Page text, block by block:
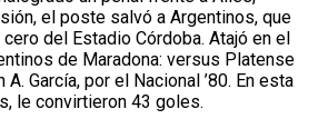
el poste salvó a Argentinos, que
del Estadio Córdoba. Atajó en el
de Maradona: versus Platense
García, por el Nacional ’80. En esta
le convirtieron 43 goles.